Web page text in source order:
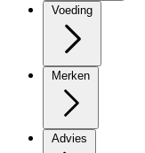
Voeding
Merken
Advies